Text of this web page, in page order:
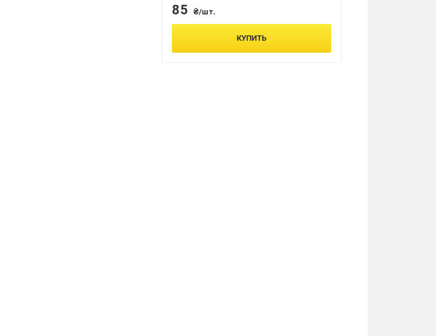
85 ₴/шт.
КУПИТЬ